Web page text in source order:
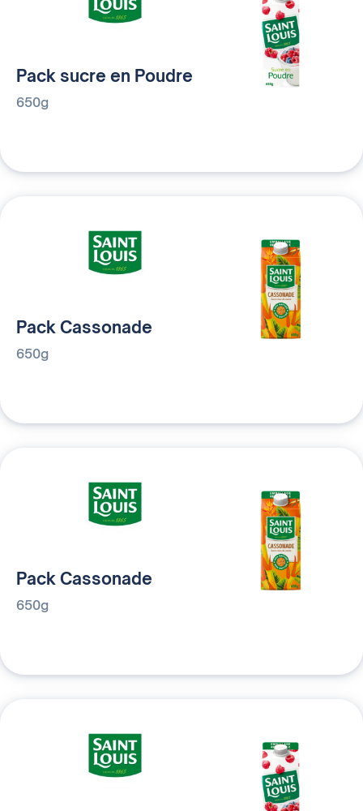
Pack sucre en Poudre
650g
Pack Cassonade
650g
Pack Cassonade
650g